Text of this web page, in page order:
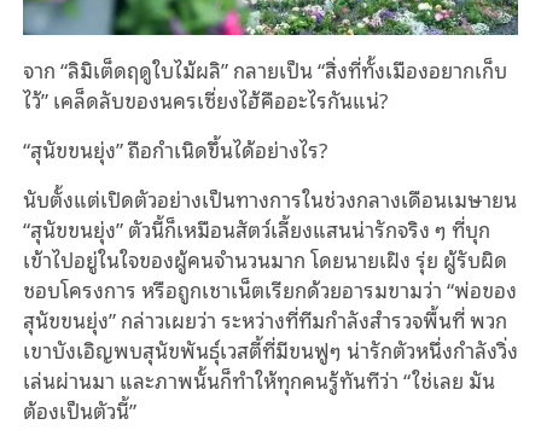
จาก “ลิมิเต็ดฤดูใบไม้ผลิ” กลายเป็น “สิ่งที่ทั้งเมืองอยากเก็บ
ไว้” เคล็ดลับของนครเซี่ยงไฮ้คืออะไรกันแน่?
“สุนัขขนยุ่ง” ถือกำเนิดขึ้นได้อย่างไร?
นับตั้งแต่เปิดตัวอย่างเป็นทางการในช่วงกลางเดือนเมษายน
“สุนัขขนยุ่ง” ตัวนี้ก็เหมือนสัตว์เลี้ยงแสนน่ารักจริง ๆ ที่บุก
เข้าไปอยู่ในใจของผู้คนจำนวนมาก โดยนายเฝิง รุ่ย ผู้รับผิด
ชอบโครงการ หรือถูกเชาเน็ตเรียกด้วยอารมขามว่า “พ่อของ
สุนัขขนยุ่ง” กล่าวเผยว่า ระหว่างที่ทีมกำลังสำรวจพื้นที่ พวก
เขาบังเอิญพบสุนัขพันธุ์เวสตี้ที่มีขนฟูๆ น่ารักตัวหนึ่งกำลังวิ่ง
เล่นผ่านมา และภาพนั้นก็ทำให้ทุกคนรู้ทันทีว่า “ใช่เลย มัน
ต้องเป็นตัวนี้”